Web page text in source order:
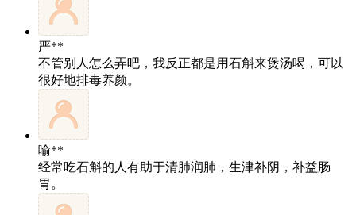
严**
不管别人怎么弄吧，我反正都是用石斛来煲汤喝，可以
很好地排毒养颜。
喻**
经常吃石斛的人有助于清肺润肺，生津补阴，补益肠
胃。